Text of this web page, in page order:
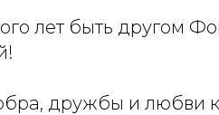
лет быть другом
дружбы и любви к